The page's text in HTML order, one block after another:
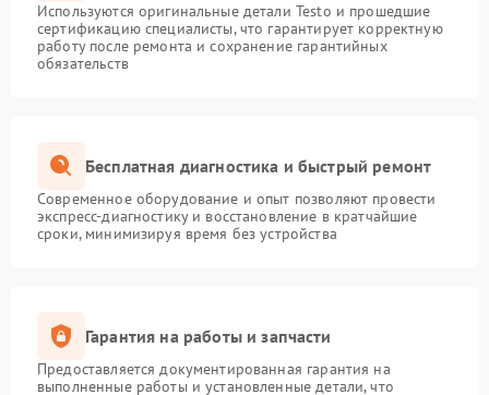
Используются оригинальные детали Testo и прошедшие
сертификацию специалисты, что гарантирует корректную
работу после ремонта и сохранение гарантийных
обязательств
Бесплатная диагностика и быстрый ремонт
Современное оборудование и опыт позволяют провести
экспресс-диагностику и восстановление в кратчайшие
сроки, минимизируя время без устройства
Гарантия на работы и запчасти
Предоставляется документированная гарантия на
выполненные работы и установленные детали, что